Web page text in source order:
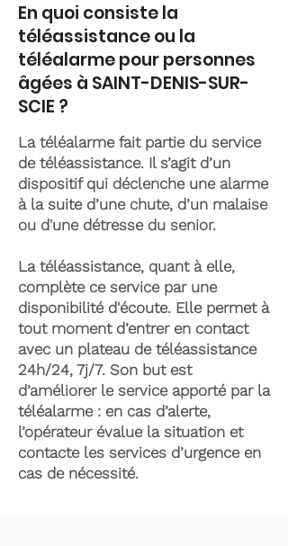
En quoi consiste la
téléassistance ou la
téléalarme pour personnes
âgées à SAINT-DENIS-SUR-
SCIE ?
La téléalarme fait partie du service
de téléassistance. Il s’agit d’un
dispositif qui déclenche une alarme
à la suite d’une chute, d’un malaise
ou d'une détresse du senior.
La téléassistance, quant à elle,
complète ce service par une
disponibilité d'écoute. Elle permet à
tout moment d’entrer en contact
avec un plateau de téléassistance
24h/24, 7j/7. Son but est
d’améliorer le service apporté par la
téléalarme : en cas d’alerte,
l’opérateur évalue la situation et
contacte les services d’urgence en
cas de nécessité.